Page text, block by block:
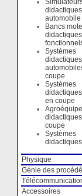
didactiques
automobile
Bancs
didactiques
Systèmes
didactiques
coupe
Systèmes
en coupe
coupe
Systèmes
Physique
Génie des
Accessoires